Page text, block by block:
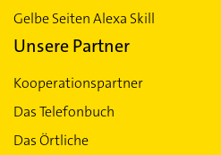
Gelbe Seiten Alexa Skill
Unsere Partner
Kooperationspartner
Das Telefonbuch
Das Örtliche